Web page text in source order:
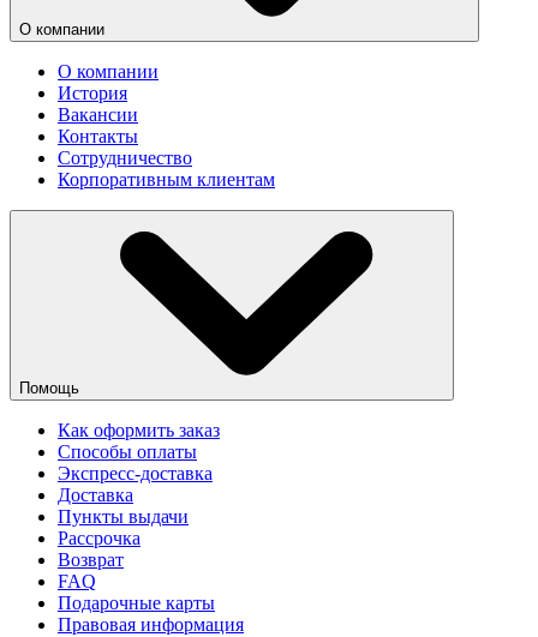
О компании
О компании
История
Вакансии
Контакты
Сотрудничество
Корпоративным клиентам
Помощь
Как оформить заказ
Способы оплаты
Экспресс-доставка
Доставка
Пункты выдачи
Рассрочка
Возврат
FAQ
Подарочные карты
Правовая информация